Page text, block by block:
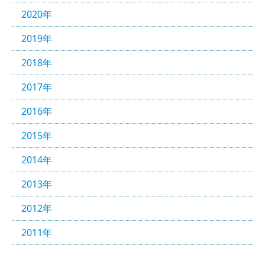
2020年
2019年
2018年
2017年
2016年
2015年
2014年
2013年
2012年
2011年